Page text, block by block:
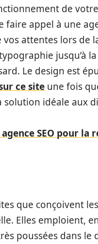
de
faire appel à une
attentes lors de
jusqu’à
Le design est
ce site une fois
solution idéale aux
SEO pour la
que conçoivent
Elles emploient,
poussées dans le